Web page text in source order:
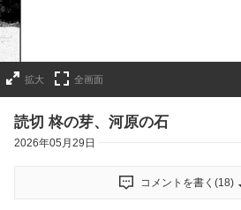
拡大 全画面
読切 柊の芽、河原の石
2026年05月29日
コメントを書く(18)